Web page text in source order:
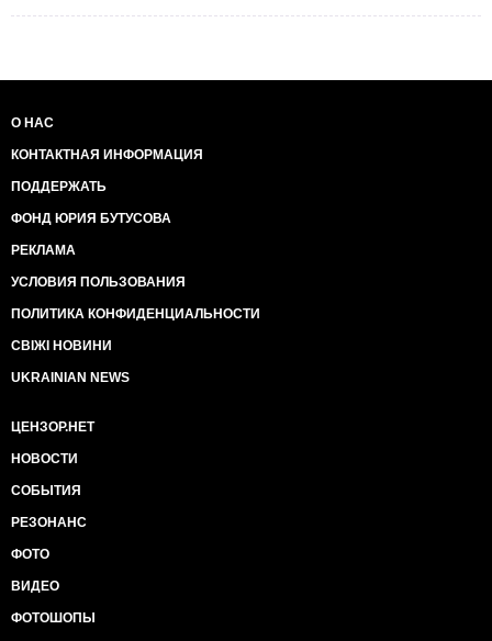
О НАС
КОНТАКТНАЯ ИНФОРМАЦИЯ
ПОДДЕРЖАТЬ
ФОНД ЮРИЯ БУТУСОВА
РЕКЛАМА
УСЛОВИЯ ПОЛЬЗОВАНИЯ
ПОЛИТИКА КОНФИДЕНЦИАЛЬНОСТИ
СВІЖІ НОВИНИ
UKRAINIAN NEWS
ЦЕНЗОР.НЕТ
НОВОСТИ
СОБЫТИЯ
РЕЗОНАНС
ФОТО
ВИДЕО
ФОТОШОПЫ